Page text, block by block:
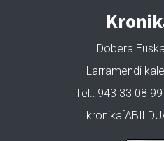
Dobera
Larramendi
Tel.: 943 33 08 99